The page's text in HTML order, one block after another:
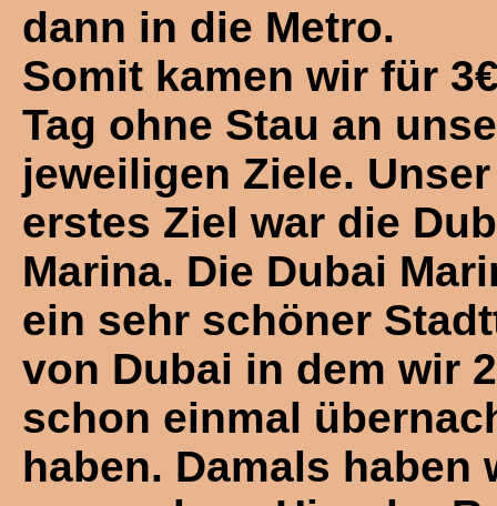
dann in die Metro.
Somit kamen wir für
Tag ohne Stau an
jeweiligen Ziele. Unser
erstes Ziel war die
Marina. Die Dubai
ein sehr schöner
von Dubai in dem wir
schon einmal
haben. Damals haben